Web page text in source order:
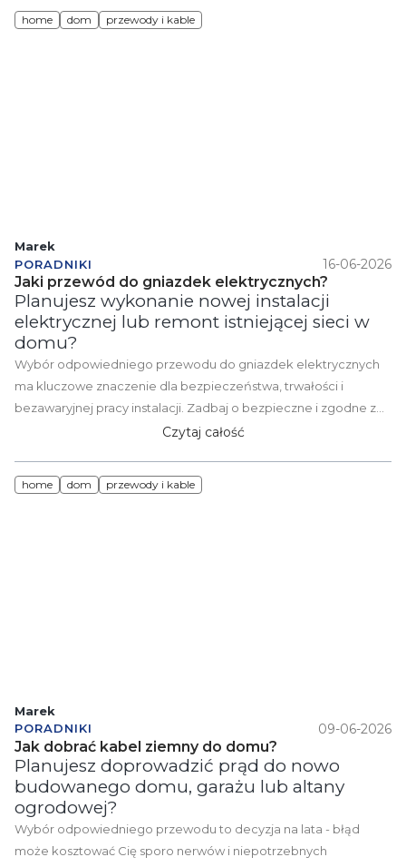
instalacji elektrycznej. Dzięki temu łatwiej dobierzesz przewód
dopasowany do planowanego obciążenia i rodzaju
home dom przewody i kable
PORADNIKI 16-06-2026
Jaki przewód do gniazdek elektrycznych?
Planujesz wykonanie nowej instalacji
elektrycznej lub remont istniejącej sieci w
domu?
Wybór odpowiedniego przewodu do gniazdek elektrycznych
ma kluczowe znaczenie dla bezpieczeństwa, trwałości i
bezawaryjnej pracy instalacji. Zadbaj o bezpieczne i zgodne z
normami zasilanie swojego domu już na etapie planowania!
Czytaj całość
Marek
home dom przewody i kable
PORADNIKI 09-06-2026
Jak dobrać kabel ziemny do domu?
Planujesz doprowadzić prąd do nowo
budowanego domu, garażu lub altany
ogrodowej?
Wybór odpowiedniego przewodu to decyzja na lata - błąd
może kosztować Cię sporo nerwów i niepotrzebnych
Marek